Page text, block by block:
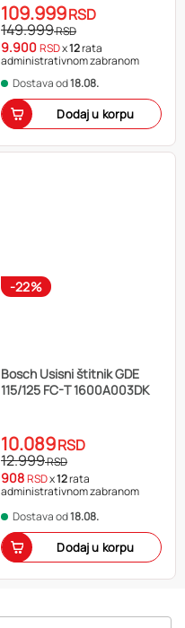
109.999RSD
149.999RSD
9.900RSDx12rata
administrativnom zabranom
Dostava od18.08.
Dodaj u korpu
-22%
Bosch Usisni štitnik GDE
115/125 FC-T 1600A003DK
10.089RSD
12.999RSD
908RSDx12rata
administrativnom zabranom
Dostava od18.08.
Dodaj u korpu